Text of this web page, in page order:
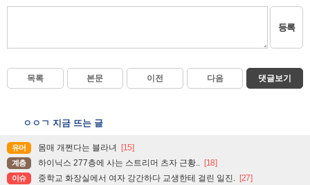
등록
목록 본문 이전 다음 댓글보기
ㅇㅇㄱ 지금 뜨는 글
유머 몸매 개쩐다는 블라녀 [15]
계층 하이닉스 277층에 사는 스트리머 츠자 근황.. [18]
이슈 중학교 화장실에서 여자 강간하다 교생한테 걸린 일진. [27]